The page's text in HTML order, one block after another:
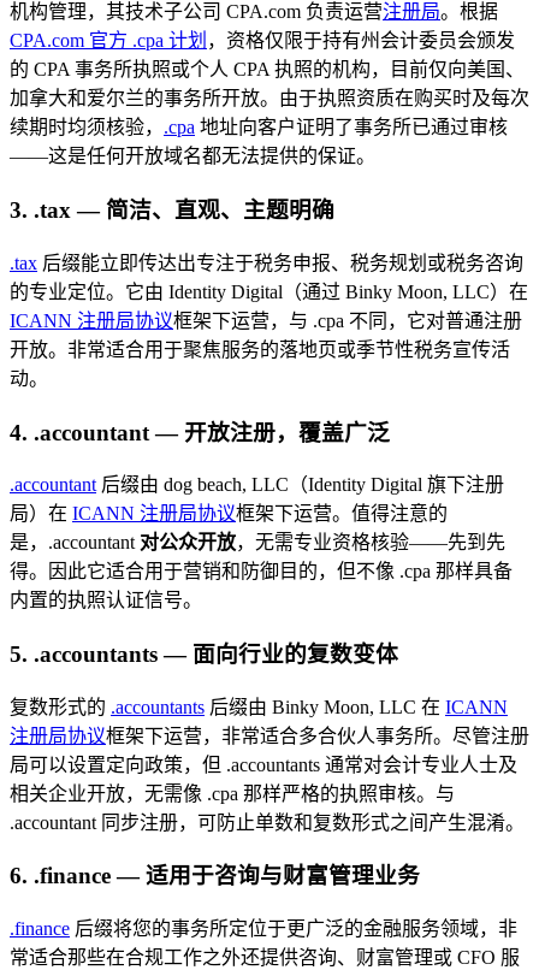
机构管理，其技术子公司 CPA.com 负责运营注册局。根据
CPA.com 官方 .cpa 计划 ，资格仅限于持有州会计委员会颁发
的 CPA 事务所执照或个人 CPA 执照的机构，目前仅向美国、
加拿大和爱尔兰的事务所开放。由于执照资质在购买时及每次
续期时均须核验， .cpa 地址向客户证明了事务所已通过审核
——这是任何开放域名都无法提供的保证。
3. .tax — 简洁、直观、主题明确
.tax 后缀能立即传达出专注于税务申报、税务规划或税务咨询
的专业定位。它由 Identity Digital（通过 Binky Moon, LLC）在
ICANN 注册局协议框架下运营，与 .cpa 不同，它对普通注册
开放。非常适合用于聚焦服务的落地页或季节性税务宣传活
动。
4. .accountant — 开放注册，覆盖广泛
.accountant 后缀由 dog beach, LLC（Identity Digital 旗下注册
局）在 ICANN 注册局协议框架下运营。值得注意的
是，.accountant 对公众开放，无需专业资格核验——先到先
得。因此它适合用于营销和防御目的，但不像 .cpa 那样具备
内置的执照认证信号。
5. .accountants — 面向行业的复数变体
复数形式的 .accountants 后缀由 Binky Moon, LLC 在 ICANN
注册局协议框架下运营，非常适合多合伙人事务所。尽管注册
局可以设置定向政策，但 .accountants 通常对会计专业人士及
相关企业开放，无需像 .cpa 那样严格的执照审核。与
.accountant 同步注册，可防止单数和复数形式之间产生混淆。
6. .finance — 适用于咨询与财富管理业务
.finance 后缀将您的事务所定位于更广泛的金融服务领域，非
常适合那些在合规工作之外还提供咨询、财富管理或 CFO 服